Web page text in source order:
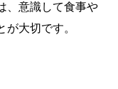
、意識して食事や
大切です。